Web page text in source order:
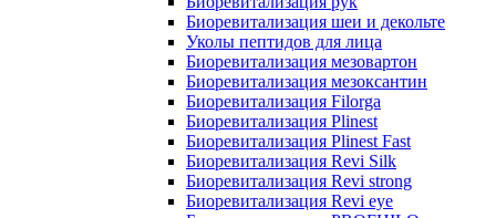
Биоревитализация шеи и декольте
Уколы пептидов для лица
Биоревитализация мезовартон
Биоревитализация мезоксантин
Биоревитализация Filorga
Биоревитализация Plinest
Биоревитализация Plinest Fast
Биоревитализация Revi Silk
Биоревитализация Revi strong
Биоревитализация Revi eye